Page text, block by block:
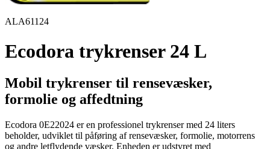
ALA61124
Ecodora trykrenser 24 L
Mobil trykrenser til rensevæsker,
formolie og affedtning
Ecodora 0E22024 er en professionel trykrenser med 24 liters
beholder, udviklet til påføring af rensevæsker, formolie, motorrens
og andre letflydende væsker. Enheden er udstyret med